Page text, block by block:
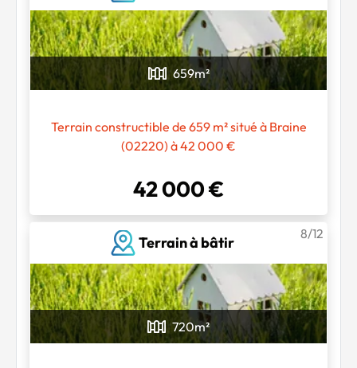
659m²
Terrain constructible de 659 m² situé à Braine
(02220) à 42 000 €
42 000 €
Terrain à bâtir
8/12
720m²